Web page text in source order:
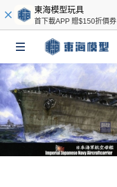
東海模型玩具
首下載APP 贈$150折價券